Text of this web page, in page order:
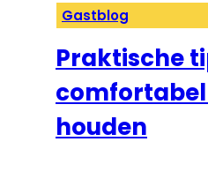
Gastblog
Praktische
houden